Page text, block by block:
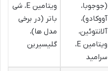
(جوجوبا،
آووکادو)،
آلانتوئین،
ویتامین E،
سرامید
ویتامین E، شی
باتر (در برخی
مدل ها)،
گلیسیرین